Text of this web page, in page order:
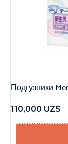
Подгузники
110,000 UZS